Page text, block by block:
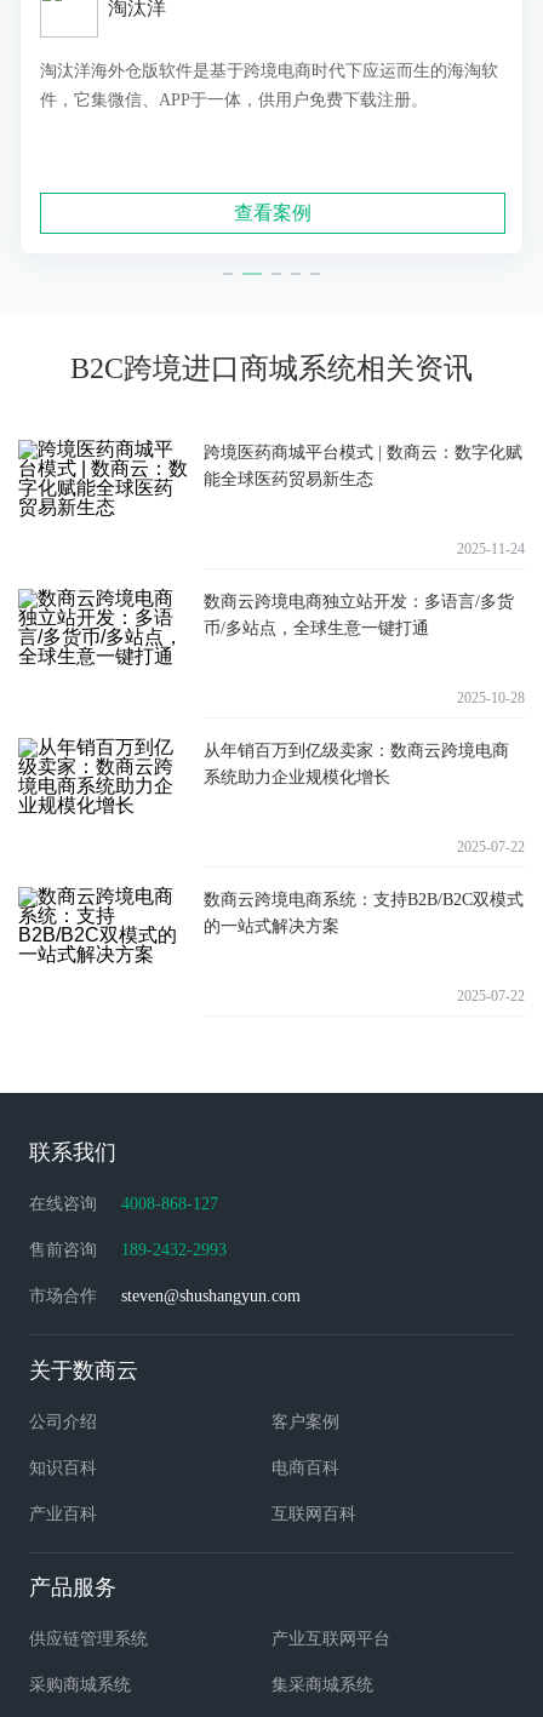
淘汰洋
淘汰洋海外仓版软件是基于跨境电商时代下应运而生的海淘软
件，它集微信、APP于一体，供用户免费下载注册。
查看案例
B2C跨境进口商城系统相关资讯
跨境医药商城平台模式 | 数商云：数字化赋
能全球医药贸易新生态
2025-11-24
​数商云跨境电商独立站开发：多语言/多货
币/多站点，全球生意一键打通
2025-10-28
从年销百万到亿级卖家：数商云跨境电商
系统助力企业规模化增长
2025-07-22
数商云跨境电商系统：支持B2B/B2C双模式
的一站式解决方案
2025-07-22
联系我们
在线咨询 4008-868-127
售前咨询 189-2432-2993
市场合作 steven@shushangyun.com
关于数商云
公司介绍 客户案例
知识百科 电商百科
产业百科 互联网百科
产品服务
供应链管理系统 产业互联网平台
采购商城系统 集采商城系统